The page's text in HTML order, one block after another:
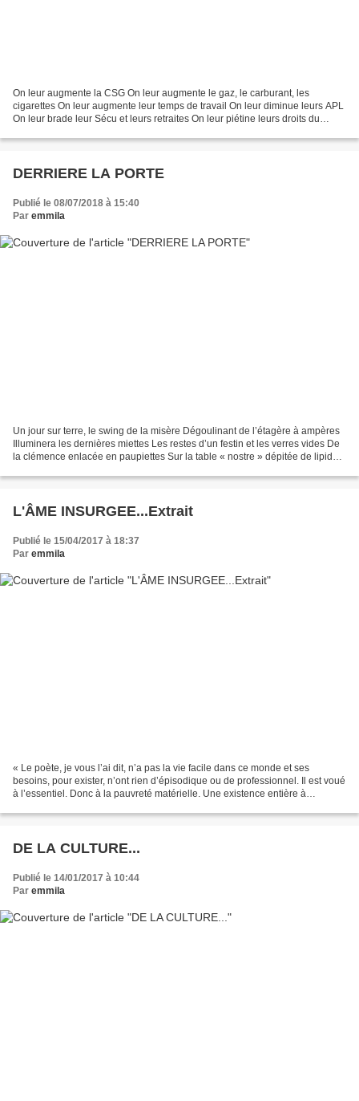
On leur augmente la CSG On leur augmente le gaz, le carburant, les
cigarettes On leur augmente leur temps de travail On leur diminue leurs APL
On leur brade leur Sécu et leurs retraites On leur piétine leurs droits du
DERRIERE LA PORTE
Publié le 08/07/2018 à 15:40
Par emmila
Un jour sur terre, le swing de la misère Dégoulinant de l’étagère à ampères
Illuminera les dernières miettes Les restes d’un festin et les verres vides De
la clémence enlacée en paupiettes Sur la table « nostre » dépitée de lipides
L'ÂME INSURGEE...Extrait
Publié le 15/04/2017 à 18:37
Par emmila
« Le poète, je vous l’ai dit, n’a pas la vie facile dans ce monde et ses
besoins, pour exister, n’ont rien d’épisodique ou de professionnel. Il est voué
à l’essentiel. Donc à la pauvreté matérielle. Une existence entière à
DE LA CULTURE...
Publié le 14/01/2017 à 10:44
Par emmila